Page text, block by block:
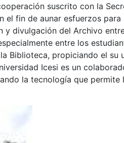
suscrito con la
el fin de aunar esfuerzos para
y divulgación del Archivo
entre los
Biblioteca, propiciando el su
Icesi es un
la tecnología que permite